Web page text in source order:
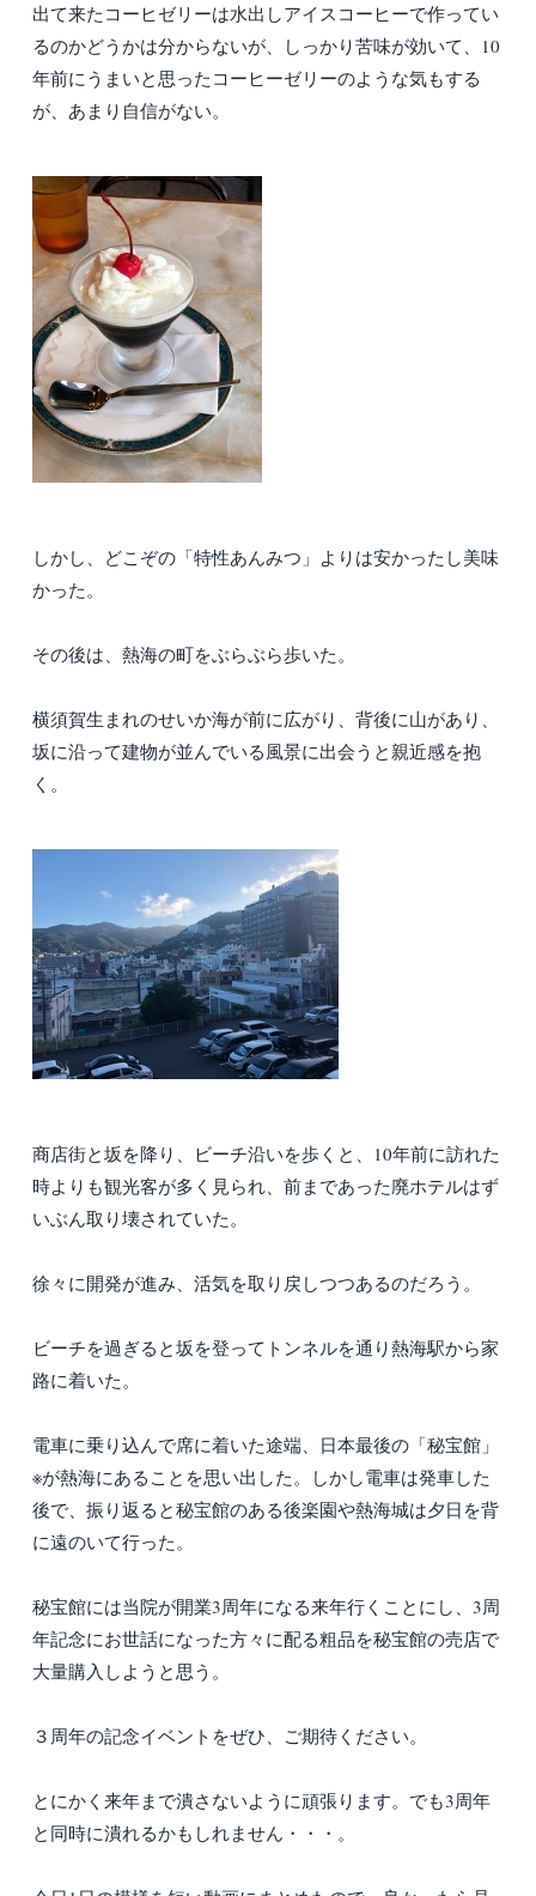
出て来たコーヒゼリーは水出しアイスコーヒーで作ってい
るのかどうかは分からないが、しっかり苦味が効いて、10
年前にうまいと思ったコーヒーゼリーのような気もする
が、あまり自信がない。
しかし、どこぞの「特性あんみつ」よりは安かったし美味
かった。
その後は、熱海の町をぶらぶら歩いた。
横須賀生まれのせいか海が前に広がり、背後に山があり、
坂に沿って建物が並んでいる風景に出会うと親近感を抱
く。
商店街と坂を降り、ビーチ沿いを歩くと、10年前に訪れた
時よりも観光客が多く見られ、前まであった廃ホテルはず
いぶん取り壊されていた。
徐々に開発が進み、活気を取り戻しつつあるのだろう。
ビーチを過ぎると坂を登ってトンネルを通り熱海駅から家
路に着いた。
電車に乗り込んで席に着いた途端、日本最後の「秘宝館」
※が熱海にあることを思い出した。しかし電車は発車した
後で、振り返ると秘宝館のある後楽園や熱海城は夕日を背
に遠のいて行った。
秘宝館には当院が開業3周年になる来年行くことにし、3周
年記念にお世話になった方々に配る粗品を秘宝館の売店で
大量購入しようと思う。
３周年の記念イベントをぜひ、ご期待ください。
とにかく来年まで潰さないように頑張ります。でも3周年
と同時に潰れるかもしれません・・・。